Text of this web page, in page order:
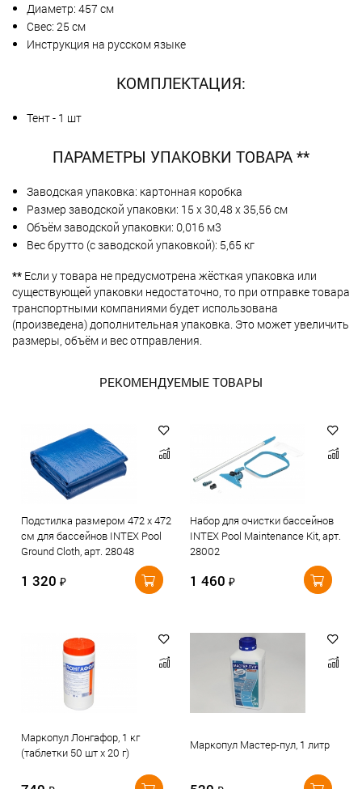
Диаметр: 457 см
Свес: 25 см
Инструкция на русском языке
КОМПЛЕКТАЦИЯ:
Тент - 1 шт
ПАРАМЕТРЫ УПАКОВКИ ТОВАРА **
Заводская упаковка: картонная коробка
Размер заводской упаковки: 15 х 30,48 х 35,56 см
Объём заводской упаковки: 0,016 м3
Вес брутто (с заводской упаковкой): 5,65 кг
** Если у товара не предусмотрена жёсткая упаковка или
существующей упаковки недостаточно, то при отправке товара
транспортными компаниями будет использована
(произведена) дополнительная упаковка. Это может увеличить
размеры, объём и вес отправления.
РЕКОМЕНДУЕМЫЕ ТОВАРЫ
Подстилка размером 472 х 472
см для бассейнов INTEX Pool
Ground Cloth, арт. 28048
1 320 ₽
Набор для очистки бассейнов
INTEX Pool Maintenance Kit, арт.
28002
1 460 ₽
Маркопул Лонгафор, 1 кг
(таблетки 50 шт х 20 г)
Маркопул Мастер-пул, 1 литр